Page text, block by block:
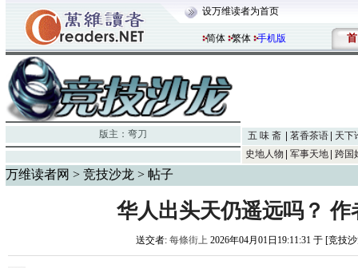
设万维读者为首页
简体 繁体 手机版 首
版主： 弯刀 五 味 斋 茗香茶语
天下
史地人物
军事天地 跨国
万维读者网 > 竞技沙龙 > 帖子
华人出头天仍遥远吗？ 作
送交者: 每條街上 2026年04月01日19:11:31 于 [竞技